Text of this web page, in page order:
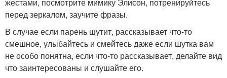
перед зеркалом, заучите фразы.
В случае если парень шутит, рассказывает что-то
смешное, улыбайтесь и смейтесь даже если шутка вам
не особо понятна, если что-то рассказывает, делайте вид
что заинтересованы и слушайте его.